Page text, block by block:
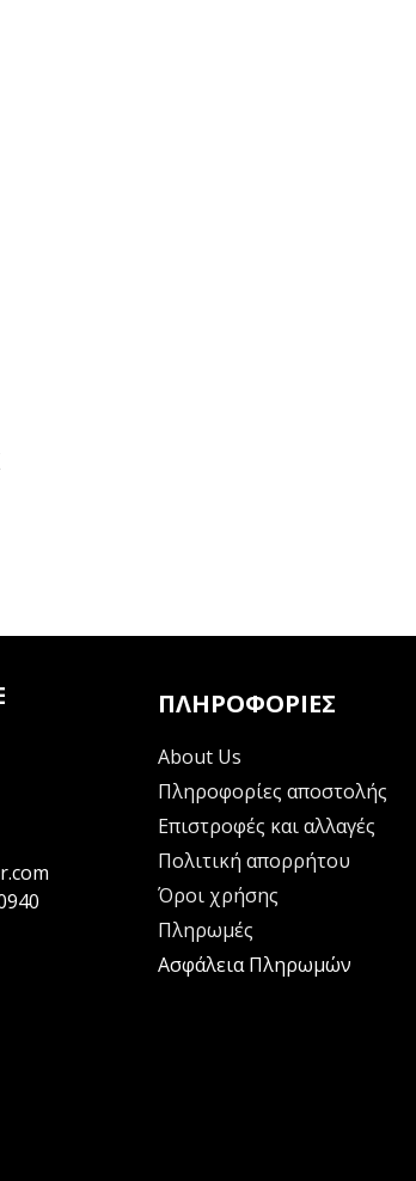
ΠΛΗΡΟΦΟΡΊΕΣ
About Us
Πληροφορίες αποστολής
Επιστροφές και αλλαγές
Πολιτική απορρήτου
Όροι χρήσης
Πληρωμές
Ασφάλεια Πληρωμών